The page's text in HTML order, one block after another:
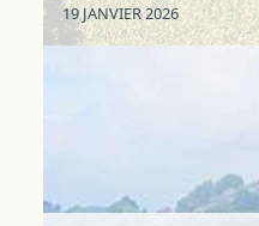
19 JANVIER 2026